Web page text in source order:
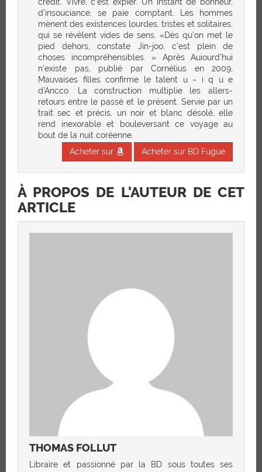
d’insouciance, se paie comptant. Les hommes
mènent des existences lourdes, tristes et solitaires,
qui se révèlent vides de sens. «Dès qu’on met le
pied dehors, constate Jin-joo, c’est plein de
choses incompréhensibles. » Après Auiourd’hui
n’existe pas, publié par Cornélius en 2009,
Mauvaises filles confirme le talent u ~ i q u e
d’Ancco. La construction multiplie les allers-
retours entre le passé et le présent. Servie par un
trait sec et précis, un noir et blanc désolé, elle
rend inexorable et bouleversant ce voyage au
bout de la nuit coréenne.
Acheter sur
Acheter sur BD Fugue
À PROPOS DE L'AUTEUR DE CET
ARTICLE
THOMAS FOLLUT
Libraire et passionné par la BD sous toutes ses